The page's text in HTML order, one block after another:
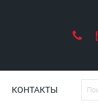
КОНТАКТЫ